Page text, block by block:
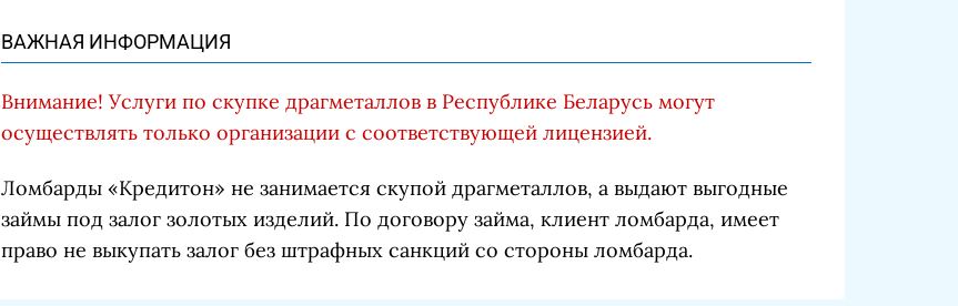
ВАЖНАЯ ИНФОРМАЦИЯ
Внимание! Услуги по скупке драгметаллов в Республике Беларусь могут
осуществлять только организации с соответствующей лицензией.
Ломбарды «Кредитон» не занимается скупой драгметаллов, а выдают выгодные
займы под залог золотых изделий. По договору займа, клиент ломбарда, имеет
право не выкупать залог без штрафных санкций со стороны ломбарда.